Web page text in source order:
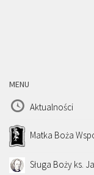
MENU
Aktualności
Matka Boża
Sługa Boży ks.